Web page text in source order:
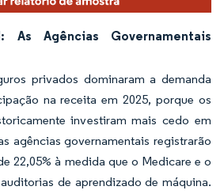
As Agências Governamentais
privados dominaram a demanda
na receita em 2025, porque os
investiram mais cedo em
agências governamentais registrarão
22,05% à medida que o Medicare e o
de aprendizado de máquina.